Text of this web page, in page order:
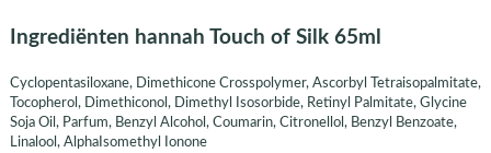
Ingrediënten hannah Touch of Silk 65ml
Cyclopentasiloxane, Dimethicone Crosspolymer, Ascorbyl Tetraisopalmitate,
Tocopherol, Dimethiconol, Dimethyl Isosorbide, Retinyl Palmitate, Glycine
Soja Oil, Parfum, Benzyl Alcohol, Coumarin, Citronellol, Benzyl Benzoate,
Linalool, AlphaIsomethyl Ionone